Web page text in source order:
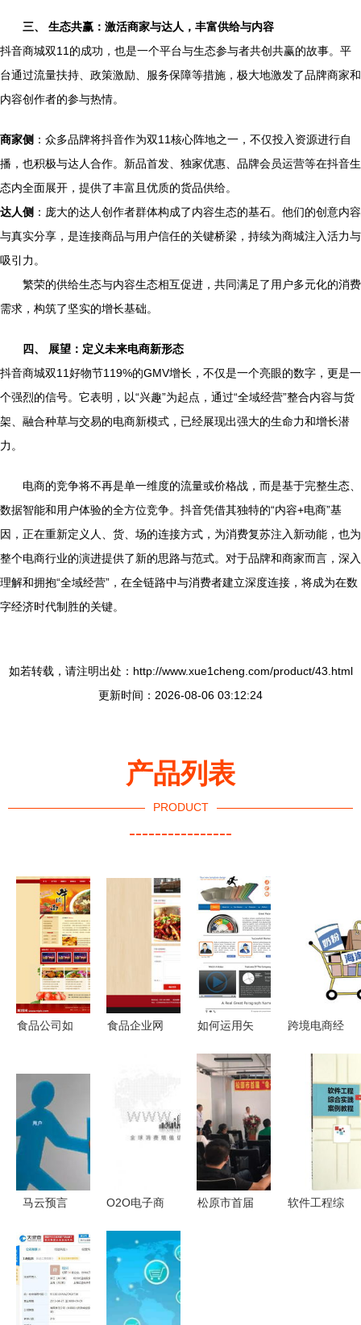
三、 生态共赢：激活商家与达人，丰富供给与内容
抖音商城双11的成功，也是一个平台与生态参与者共创共赢的故事。平
台通过流量扶持、政策激励、服务保障等措施，极大地激发了品牌商家和
内容创作者的参与热情。
商家侧 ：众多品牌将抖音作为双11核心阵地之一，不仅投入资源进行自
播，也积极与达人合作。新品首发、独家优惠、品牌会员运营等在抖音生
态内全面展开，提供了丰富且优质的货品供给。
达人侧 ：庞大的达人创作者群体构成了内容生态的基石。他们的创意内容
与真实分享，是连接商品与用户信任的关键桥梁，持续为商城注入活力与
吸引力。
繁荣的供给生态与内容生态相互促进，共同满足了用户多元化的消费
需求，构筑了坚实的增长基础。
四、 展望：定义未来电商新形态
抖音商城双11好物节119%的GMV增长，不仅是一个亮眼的数字，更是一
个强烈的信号。它表明，以“兴趣”为起点，通过“全域经营”整合内容与货
架、融合种草与交易的电商新模式，已经展现出强大的生命力和增长潜
力。
电商的竞争将不再是单一维度的流量或价格战，而是基于完整生态、
数据智能和用户体验的全方位竞争。抖音凭借其独特的“内容+电商”基
因，正在重新定义人、货、场的连接方式，为消费复苏注入新动能，也为
整个电商行业的演进提供了新的思路与范式。对于品牌和商家而言，深入
理解和拥抱“全域经营”，在全链路中与消费者建立深度连接，将成为在数
字经济时代制胜的关键。
如若转载，请注明出处：http://www.xue1cheng.com/product/43.html
更新时间：2026-08-06 03:12:24
产品列表
PRODUCT
----------------
食品公司如
图片驱动电
子商务增长
食品企业网
线上门户
如何运用矢
（ID:
打造专业网
站模板与界
面设计
跨境电商经
上合规“紧
箍咒”，方
能行稳致远
马云预言
领未来电子
商务新趋势
O2O电子商
招商 携手
共创线上线
下融合新商
松原市首届
软件工程综